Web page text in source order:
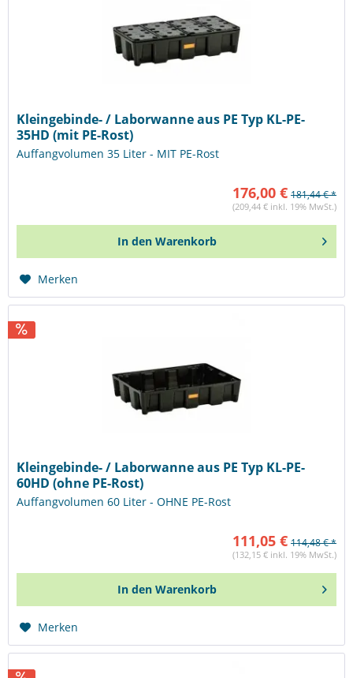
Kleingebinde- / Laborwanne aus PE Typ KL-PE-
35HD (mit PE-Rost)
Auffangvolumen 35 Liter - MIT PE-Rost
176,00 € 181,44 € *
(209,44 € inkl. 19% MwSt.)
In den Warenkorb
Merken
Kleingebinde- / Laborwanne aus PE Typ KL-PE-
60HD (ohne PE-Rost)
Auffangvolumen 60 Liter - OHNE PE-Rost
111,05 € 114,48 € *
(132,15 € inkl. 19% MwSt.)
In den Warenkorb
Merken